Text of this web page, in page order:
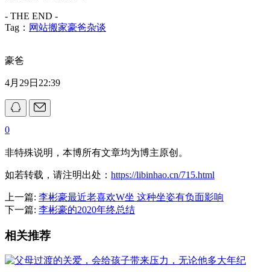
- THE END -
Tag： 网站搬家豪爸杂谈
豪爸
4月29日22:39
0
非特殊说明，本博所有文章均为博主原创。
如若转载，请注明出处： https://libinhao.cn/715.html
上一篇: 李彬豪最近老喜欢W坐 这种坐姿有负面影响
下一篇: 李彬豪的2020年终总结
相关推荐